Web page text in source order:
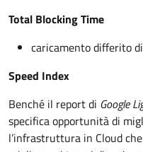
Total Blocking Time
caricamento differito
Speed Index
Benché il report di Google
specifica opportunità di
l’infrastruttura in Cloud